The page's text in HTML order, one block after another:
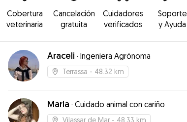
Cobertura
veterinaria
Cancelación
gratuita
Cuidadores
verificados
Soporte
y Ayuda
Araceli · Ingeniera Agrónoma
Terrassa - 48.32 km
Maria · Cuidado animal con cariño
Vilassar de Mar - 48.33 km